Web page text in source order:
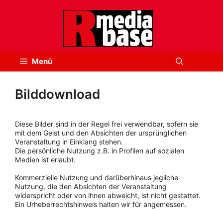
Menü
Bilddownload
Diese Bilder sind in der Regel frei verwendbar, sofern sie
mit dem Geist und den Absichten der ursprünglichen
Veranstaltung in Einklang stehen.
Die persönliche Nutzung z.B. in Profilen auf sozialen
Medien ist erlaubt.
Kommerzielle Nutzung und darüberhinaus jegliche
Nutzung, die den Absichten der Veranstaltung
widerspricht oder von ihnen abweicht, ist nicht gestattet.
Ein Urheberrechtshinweis halten wir für angemessen.